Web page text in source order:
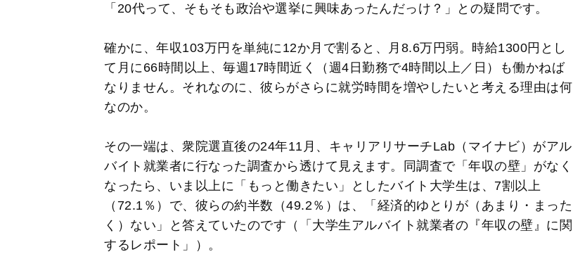
「20代って、そもそも政治や選挙に興味あったんだっけ？」との疑問です。
確かに、年収103万円を単純に12か月で割ると、月8.6万円弱。時給1300円とし
て月に66時間以上、毎週17時間近く（週4日勤務で4時間以上／日）も働かねば
なりません。それなのに、彼らがさらに就労時間を増やしたいと考える理由は何
なのか。
その一端は、衆院選直後の24年11月、キャリアリサーチLab（マイナビ）がアル
バイト就業者に行なった調査から透けて見えます。同調査で「年収の壁」がなく
なったら、いま以上に「もっと働きたい」としたバイト大学生は、7割以上
（72.1％）で、彼らの約半数（49.2％）は、「経済的ゆとりが（あまり・まった
く）ない」と答えていたのです（「大学生アルバイト就業者の『年収の壁』に関
するレポート」）。